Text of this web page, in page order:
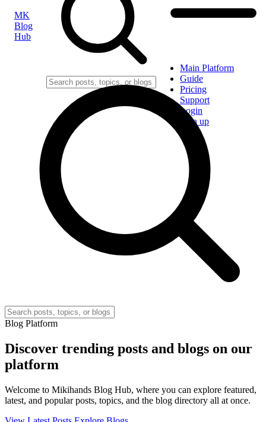
MK
Blog
Hub
Main Platform
Guide
Pricing
Support
Login
Sign up
Blog Platform
Discover trending posts and blogs on our
platform
Welcome to Mikihands Blog Hub, where you can explore featured,
latest, and popular posts, topics, and the blog directory all at once.